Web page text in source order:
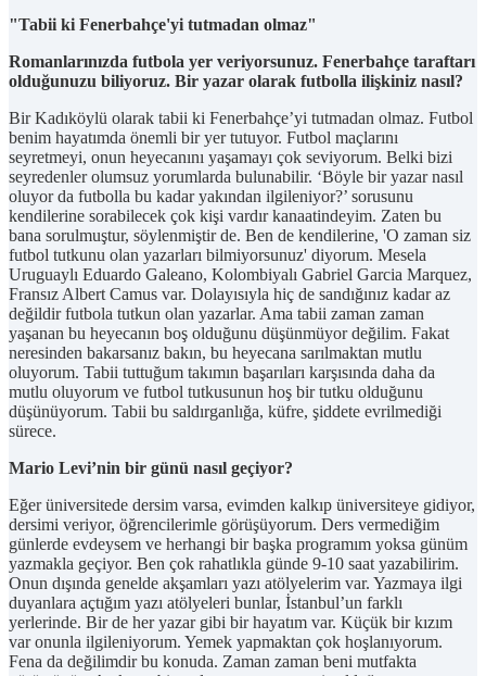
"Tabii ki Fenerbahçe'yi tutmadan olmaz"
Romanlarınızda futbola yer veriyorsunuz. Fenerbahçe taraftarı
olduğunuzu biliyoruz. Bir yazar olarak futbolla ilişkiniz nasıl?
Bir Kadıköylü olarak tabii ki Fenerbahçe’yi tutmadan olmaz. Futbol
benim hayatımda önemli bir yer tutuyor. Futbol maçlarını
seyretmeyi, onun heyecanını yaşamayı çok seviyorum. Belki bizi
seyredenler olumsuz yorumlarda bulunabilir. ‘Böyle bir yazar nasıl
oluyor da futbolla bu kadar yakından ilgileniyor?’ sorusunu
kendilerine sorabilecek çok kişi vardır kanaatindeyim. Zaten bu
bana sorulmuştur, söylenmiştir de. Ben de kendilerine, 'O zaman siz
futbol tutkunu olan yazarları bilmiyorsunuz' diyorum. Mesela
Uruguaylı Eduardo Galeano, Kolombiyalı Gabriel Garcia Marquez,
Fransız Albert Camus var. Dolayısıyla hiç de sandığınız kadar az
değildir futbola tutkun olan yazarlar. Ama tabii zaman zaman
yaşanan bu heyecanın boş olduğunu düşünmüyor değilim. Fakat
neresinden bakarsanız bakın, bu heyecana sarılmaktan mutlu
oluyorum. Tabii tuttuğum takımın başarıları karşısında daha da
mutlu oluyorum ve futbol tutkusunun hoş bir tutku olduğunu
düşünüyorum. Tabii bu saldırganlığa, küfre, şiddete evrilmediği
sürece.
Mario Levi’nin bir günü nasıl geçiyor?
Eğer üniversitede dersim varsa, evimden kalkıp üniversiteye gidiyor,
dersimi veriyor, öğrencilerimle görüşüyorum. Ders vermediğim
günlerde evdeysem ve herhangi bir başka programım yoksa günüm
yazmakla geçiyor. Ben çok rahatlıkla günde 9-10 saat yazabilirim.
Onun dışında genelde akşamları yazı atölyelerim var. Yazmaya ilgi
duyanlara açtığım yazı atölyeleri bunlar, İstanbul’un farklı
yerlerinde. Bir de her yazar gibi bir hayatım var. Küçük bir kızım
var onunla ilgileniyorum. Yemek yapmaktan çok hoşlanıyorum.
Fena da değilimdir bu konuda. Zaman zaman beni mutfakta